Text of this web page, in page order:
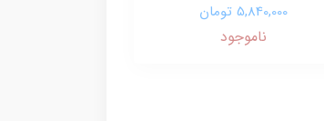
5,840,000 تومان
ناموجود